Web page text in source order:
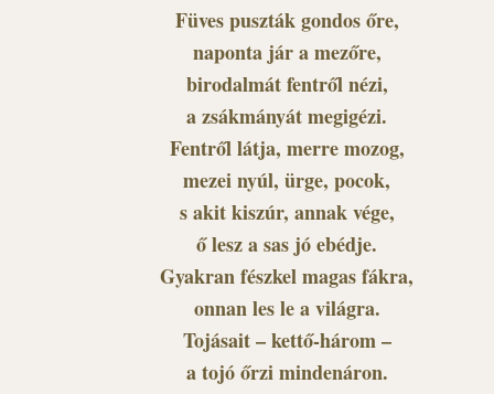
Füves puszták gondos őre,
naponta jár a mezőre,
birodalmát fentről nézi,
a zsákmányát megigézi.
Fentről látja, merre mozog,
mezei nyúl, ürge, pocok,
s akit kiszúr, annak vége,
ő lesz a sas jó ebédje.
Gyakran fészkel magas fákra,
onnan les le a világra.
Tojásait – kettő-három –
a tojó őrzi mindenáron.